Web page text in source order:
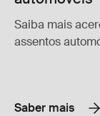
Saiba mais
assentos
Saber mais